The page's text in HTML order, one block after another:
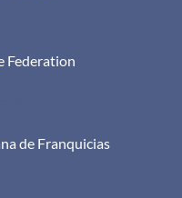
Federation
de Franquicias